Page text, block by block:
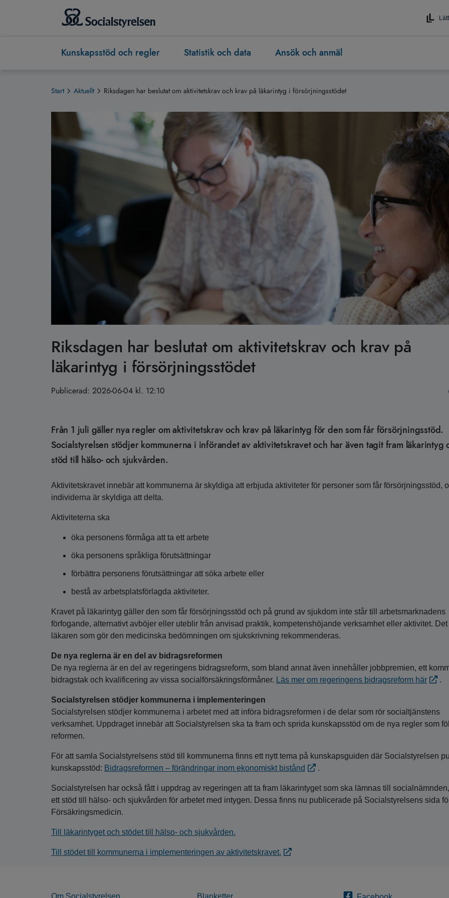
Kunskapsstöd och regler Statistik och data Ansök och anmäl
Start Aktuellt Riksdagen har beslutat om aktivitetskrav och krav på läkarintyg i försörjningsstödet
Riksdagen har beslutat om aktivitetskrav och krav på
läkarintyg i försörjningsstödet
Publicerad: 2026-06-04 kl. 12:10
Från 1 juli gäller nya regler om aktivitetskrav och krav på läkarintyg för den som får försörjningsstöd.
Socialstyrelsen stödjer kommunerna i införandet av aktivitetskravet och har även tagit fram läkarintyg
stöd till hälso- och sjukvården.
Aktivitetskravet innebär att kommunerna är skyldiga att erbjuda aktiviteter för personer som får försörjningsstöd,
individerna är skyldiga att delta.
Aktiviteterna ska
öka personens förmåga att ta ett arbete
öka personens språkliga förutsättningar
förbättra personens förutsättningar att söka arbete eller
bestå av arbetsplatsförlagda aktiviteter.
Kravet på läkarintyg gäller den som får försörjningsstöd och på grund av sjukdom inte står till arbetsmarknadens
förfogande, alternativt avböjer eller uteblir från anvisad praktik, kompetenshöjande verksamhet eller aktivitet. Det
läkaren som gör den medicinska bedömningen om sjukskrivning rekommenderas.
De nya reglerna är en del av bidragsreformen
De nya reglerna är en del av regeringens bidragsreform, som bland annat även innehåller jobbpremien, ett
bidragstak och kvalificering av vissa socialförsäkringsförmåner. Läs mer om regeringens bidragsreform här .
Socialstyrelsen stödjer kommunerna i implementeringen
Socialstyrelsen stödjer kommunerna i arbetet med att införa bidragsreformen i de delar som rör socialtjänstens
verksamhet. Uppdraget innebär att Socialstyrelsen ska ta fram och sprida kunskapsstöd om de nya regler som
reformen.
För att samla Socialstyrelsens stöd till kommunerna finns ett nytt tema på kunskapsguiden där Socialstyrelsen
kunskapsstöd: Bidragsreformen – förändringar inom ekonomiskt bistånd .
Socialstyrelsen har också fått i uppdrag av regeringen att ta fram läkarintyget som ska lämnas till
ett stöd till hälso- och sjukvården för arbetet med intygen. Dessa finns nu publicerade på Socialstyrelsens sida
Försäkringsmedicin.
Till läkarintyget och stödet till hälso- och sjukvården.
Till stödet till kommunerna i implementeringen av aktivitetskravet.
Om Socialstyrelsen Blanketter